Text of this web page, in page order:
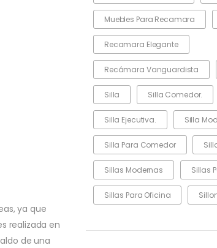
Muebles Para Recamara
Recamara Elegante
Recámara Vanguardista
Silla Silla Comedor.
Silla Ejecutiva. Silla
Silla Para Comedor
Sillas Modernas Sillas
Sillas Para Oficina
ya que
realizada en
de una